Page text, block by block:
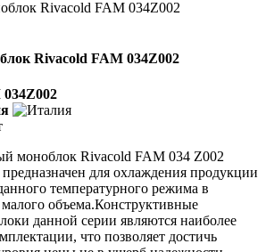
Rivacold FAM 034Z002
моноблок Rivacold FAM 034 Z002
для охлаждения продукции
температурного режима в
объема.Конструктивные
данной серии являются наиболее
что позволяет достичь